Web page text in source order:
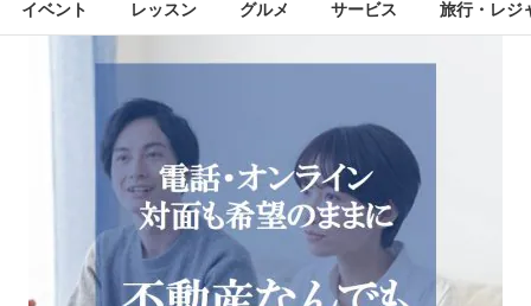
イベント レッスン グルメ サービス 旅行・レジ